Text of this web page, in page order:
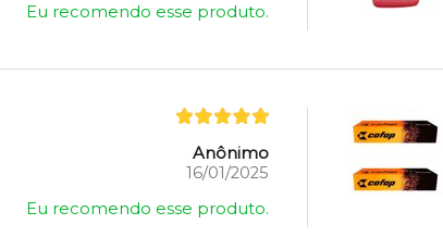
Eu recomendo esse produto.
Anônimo
16/01/2025
Eu recomendo esse produto.